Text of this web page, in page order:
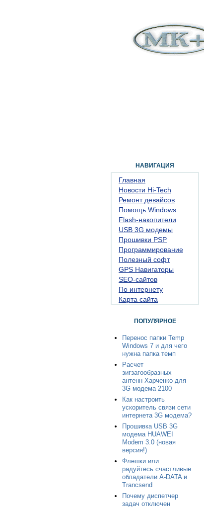
НАВИГАЦИЯ
Главная
Новости Hi-Tech
Ремонт девайсов
Помощь Windows
Flash-накопители
USB 3G модемы
Прошивки PSP
Программирование
Полезный софт
GPS Навигаторы
SEO-сайтов
По интернету
Карта сайта
ПОПУЛЯРНОЕ
Перенос папки Temp
Windows 7 и для чего
нужна папка темп
Расчет
зигзагообразных
антенн Харченко для
3G модема 2100
Как настроить
ускоритель связи сети
интернета 3G модема?
Прошивка USB 3G
модема HUAWEI
Modem 3.0 (новая
версия!)
Флешки или
радуйтесь счастливые
обладатели A-DATA и
Trancsend
Почему диспетчер
задач отключен